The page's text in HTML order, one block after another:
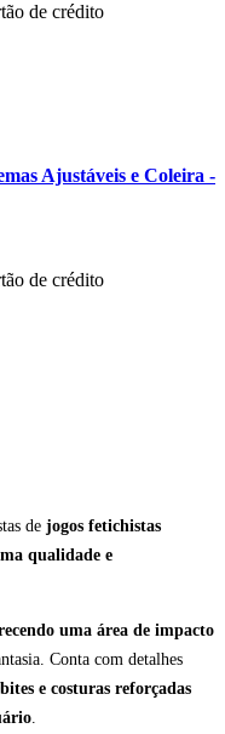
de crédito
Ajustáveis e Coleira -
de crédito
de jogos fetichistas
qualidade e
uma área de impacto
Conta com detalhes
e costuras reforçadas
.